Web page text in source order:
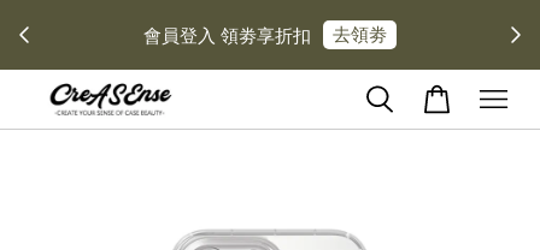
會員登入 領劵享折扣 去領劵